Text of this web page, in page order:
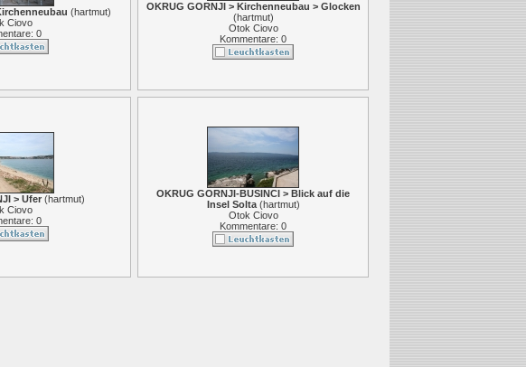
(hartmut)
Ciovo
0
OKRUG GORNJI > Kirchenneubau > Glocken
(hartmut)
Otok Ciovo
Kommentare: 0
> Ufer(hartmut)
Ciovo
0
OKRUG GORNJI-BUSINCI > Blick auf die
Insel Solta(hartmut)
Otok Ciovo
Kommentare: 0